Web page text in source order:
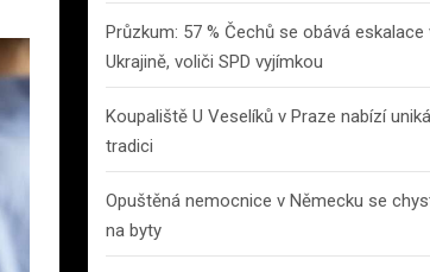
Průzkum: 57 % Čechů se obává eskalace
Ukrajině, voliči SPD vyjímkou
Koupaliště U Veselíků v Praze nabízí
tradici
Opuštěná nemocnice v Německu se
na byty